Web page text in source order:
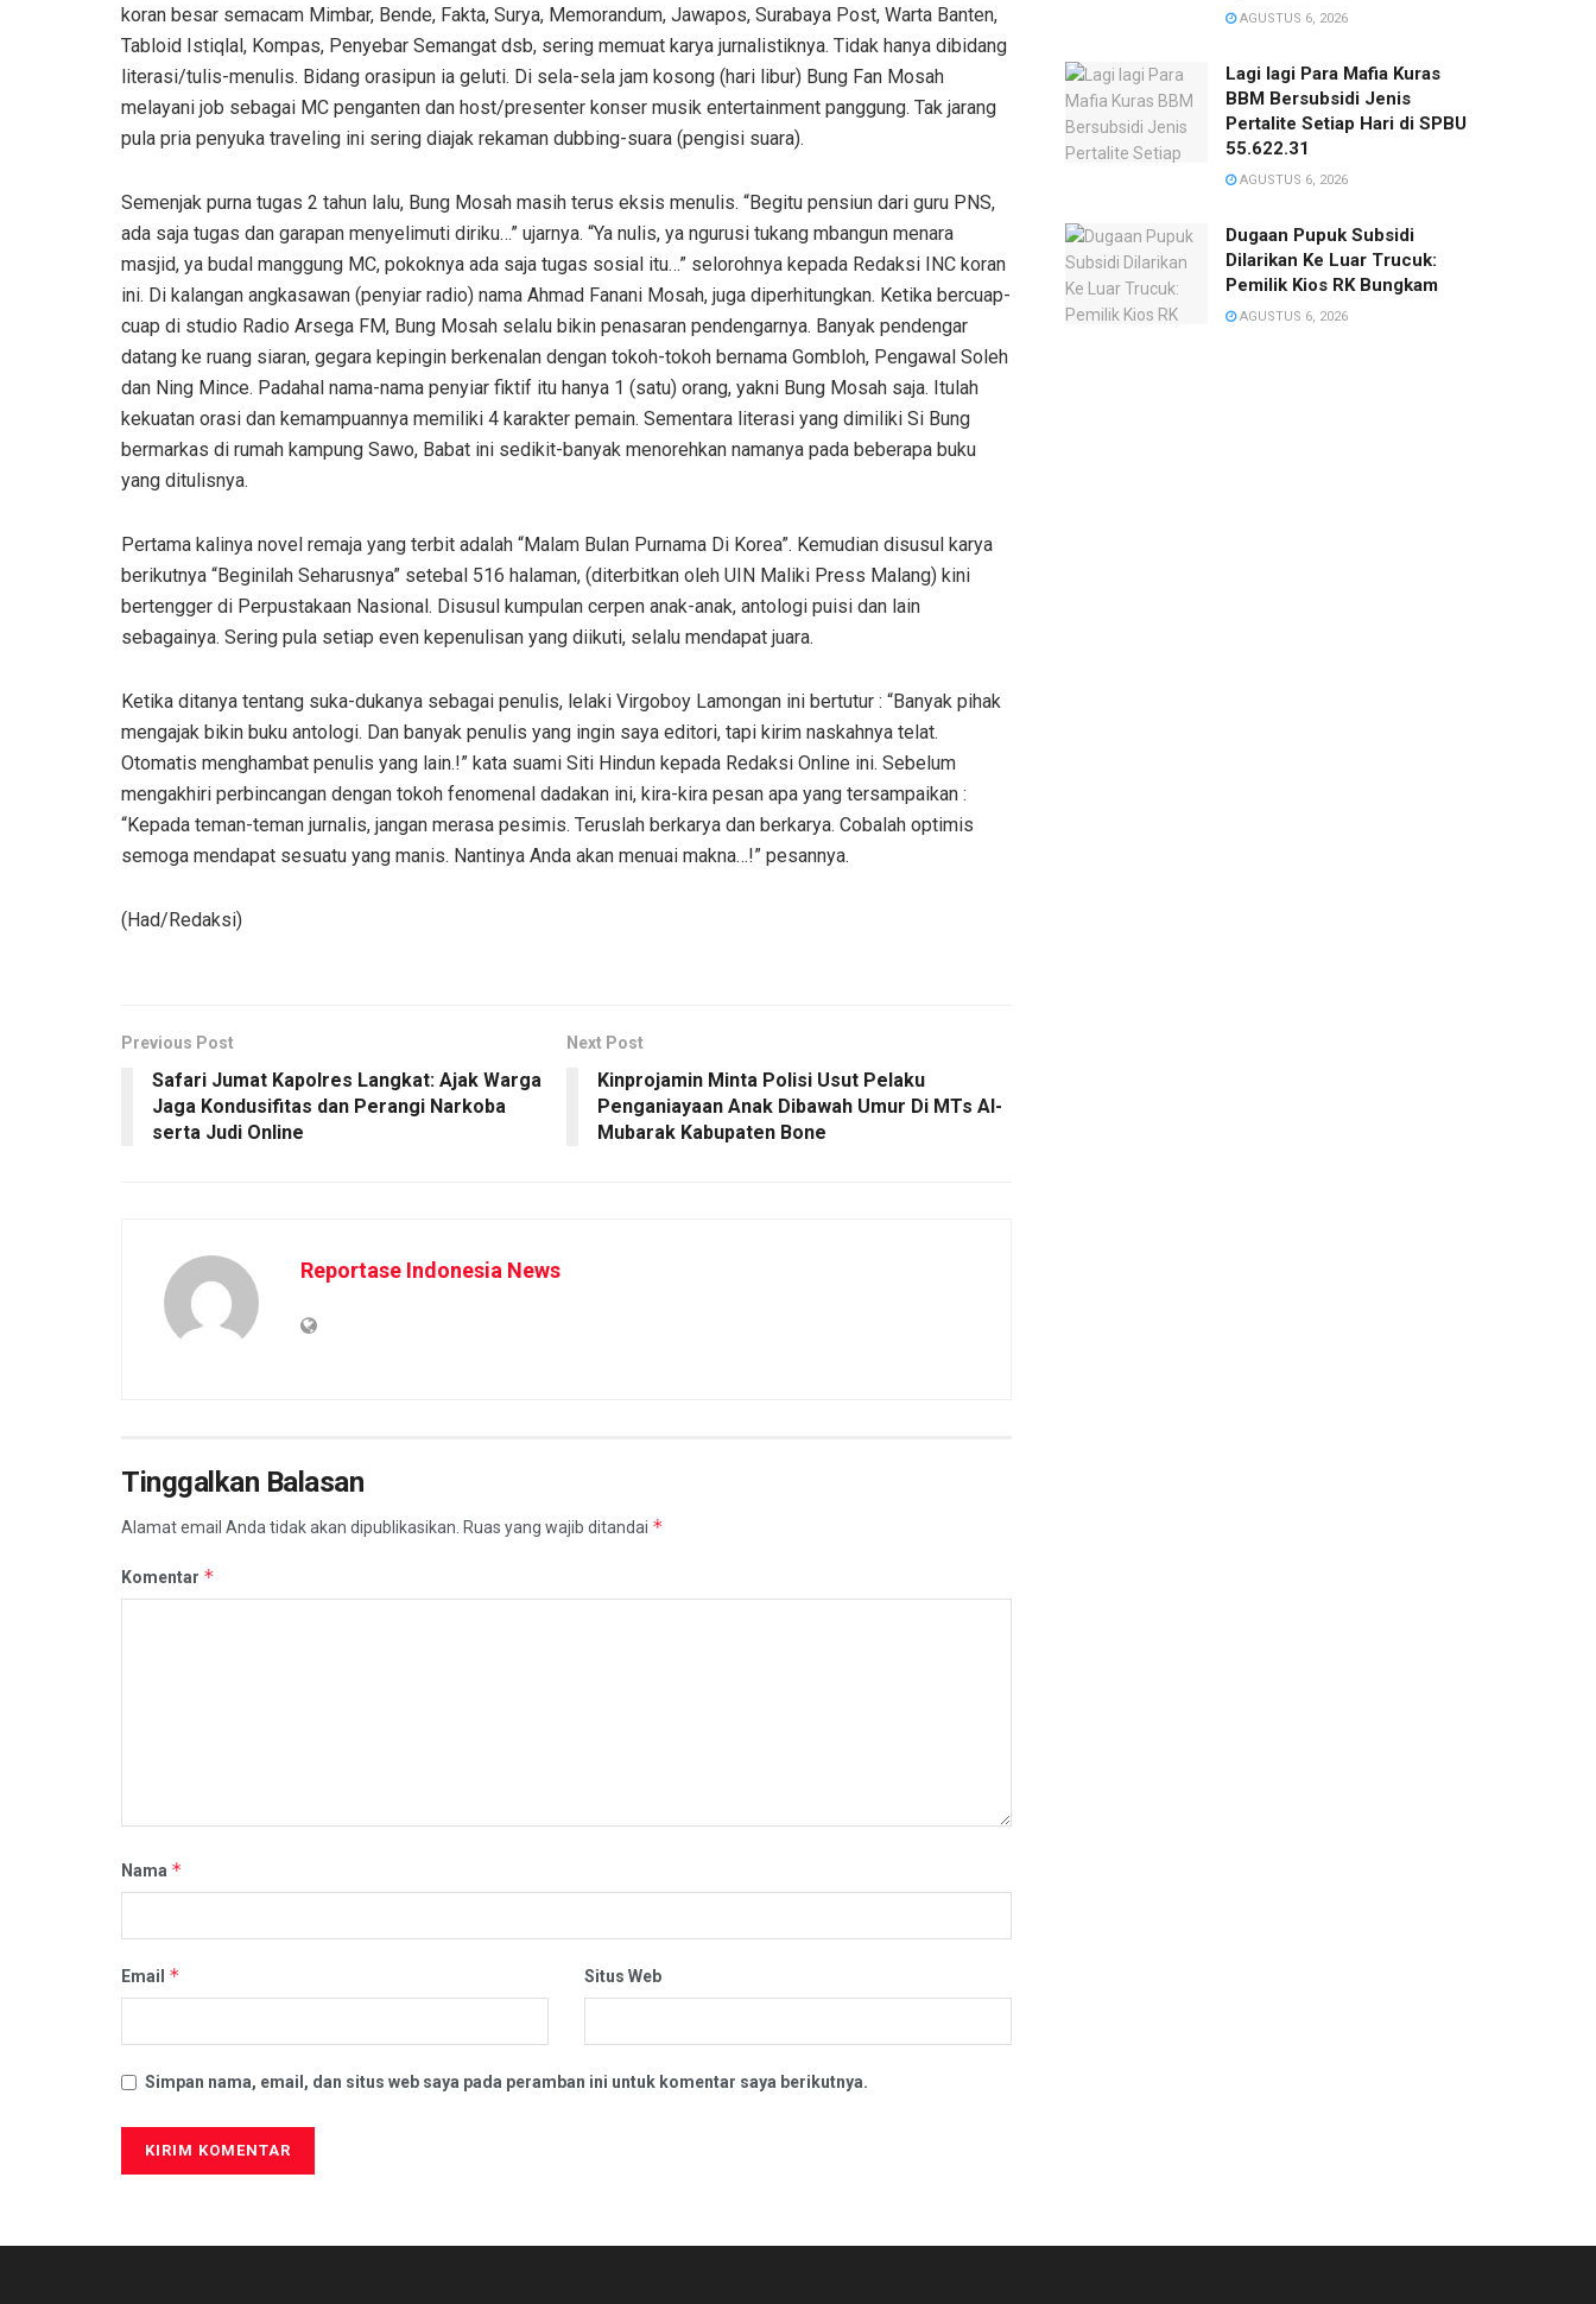
koran besar semacam Mimbar, Bende, Fakta, Surya, Memorandum, Jawapos, Surabaya Post, Warta Banten,
Tabloid Istiqlal, Kompas, Penyebar Semangat dsb, sering memuat karya jurnalistiknya. Tidak hanya dibidang
literasi/tulis-menulis. Bidang orasipun ia geluti. Di sela-sela jam kosong (hari libur) Bung Fan Mosah
melayani job sebagai MC penganten dan host/presenter konser musik entertainment panggung. Tak jarang
pula pria penyuka traveling ini sering diajak rekaman dubbing-suara (pengisi suara).
Semenjak purna tugas 2 tahun lalu, Bung Mosah masih terus eksis menulis. “Begitu pensiun dari guru PNS,
ada saja tugas dan garapan menyelimuti diriku…” ujarnya. “Ya nulis, ya ngurusi tukang mbangun menara
masjid, ya budal manggung MC, pokoknya ada saja tugas sosial itu…” selorohnya kepada Redaksi INC koran
ini. Di kalangan angkasawan (penyiar radio) nama Ahmad Fanani Mosah, juga diperhitungkan. Ketika bercuap-
cuap di studio Radio Arsega FM, Bung Mosah selalu bikin penasaran pendengarnya. Banyak pendengar
datang ke ruang siaran, gegara kepingin berkenalan dengan tokoh-tokoh bernama Gombloh, Pengawal Soleh
dan Ning Mince. Padahal nama-nama penyiar fiktif itu hanya 1 (satu) orang, yakni Bung Mosah saja. Itulah
kekuatan orasi dan kemampuannya memiliki 4 karakter pemain. Sementara literasi yang dimiliki Si Bung
bermarkas di rumah kampung Sawo, Babat ini sedikit-banyak menorehkan namanya pada beberapa buku
yang ditulisnya.
Pertama kalinya novel remaja yang terbit adalah “Malam Bulan Purnama Di Korea”. Kemudian disusul karya
berikutnya “Beginilah Seharusnya” setebal 516 halaman, (diterbitkan oleh UIN Maliki Press Malang) kini
bertengger di Perpustakaan Nasional. Disusul kumpulan cerpen anak-anak, antologi puisi dan lain
sebagainya. Sering pula setiap even kepenulisan yang diikuti, selalu mendapat juara.
Ketika ditanya tentang suka-dukanya sebagai penulis, lelaki Virgoboy Lamongan ini bertutur : “Banyak pihak
mengajak bikin buku antologi. Dan banyak penulis yang ingin saya editori, tapi kirim naskahnya telat.
Otomatis menghambat penulis yang lain.!” kata suami Siti Hindun kepada Redaksi Online ini. Sebelum
mengakhiri perbincangan dengan tokoh fenomenal dadakan ini, kira-kira pesan apa yang tersampaikan :
“Kepada teman-teman jurnalis, jangan merasa pesimis. Teruslah berkarya dan berkarya. Cobalah optimis
semoga mendapat sesuatu yang manis. Nantinya Anda akan menuai makna…!” pesannya.
(Had/Redaksi)
Previous Post
Safari Jumat Kapolres Langkat: Ajak Warga
Jaga Kondusifitas dan Perangi Narkoba
serta Judi Online
Next Post
Kinprojamin Minta Polisi Usut Pelaku
Penganiayaan Anak Dibawah Umur Di MTs Al-
Mubarak Kabupaten Bone
Reportase Indonesia News
Tinggalkan Balasan
Alamat email Anda tidak akan dipublikasikan. Ruas yang wajib ditandai *
Komentar *
Nama *
Email * Situs Web
Simpan nama, email, dan situs web saya pada peramban ini untuk komentar saya berikutnya.
AGUSTUS 6, 2026
Lagi lagi Para Mafia Kuras
BBM Bersubsidi Jenis
Pertalite Setiap Hari di SPBU
55.622.31
AGUSTUS 6, 2026
‎Dugaan Pupuk Subsidi
Dilarikan Ke Luar Trucuk:
Pemilik Kios RK Bungkam
AGUSTUS 6, 2026